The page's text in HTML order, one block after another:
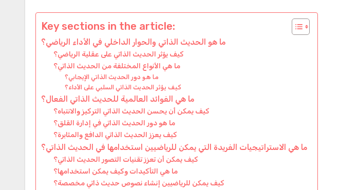
Key sections in the article:
ما هو الحديث الذاتي والحوار الداخلي في الأداء الرياضي؟
كيف يؤثر الحديث الذاتي على عقلية الرياضي؟
ما هي الأنواع المختلفة من الحديث الذاتي؟
ما هو دور الحديث الذاتي الإيجابي؟
كيف يؤثر الحديث الذاتي السلبي على الأداء؟
ما هي الفوائد العالمية للحديث الذاتي الفعال؟
كيف يمكن أن يحسن الحديث الذاتي التركيز والانتباه؟
ما هو دور الحديث الذاتي في إدارة القلق؟
كيف يعزز الحديث الذاتي الدافع والمثابرة؟
ما هي الاستراتيجيات الفريدة التي يمكن للرياضيين استخدامها في الحديث الذاتي؟
كيف يمكن أن تعزز تقنيات التصور الحديث الذاتي؟
ما هي التأكيدات وكيف يمكن استخدامها؟
كيف يمكن للرياضيين إنشاء نصوص حديث ذاتي مخصصة؟